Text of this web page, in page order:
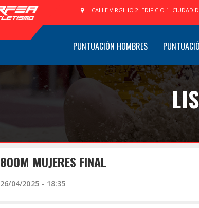
CALLE VIRGILIO 2. EDIFICIO 1. CIUDAD
PUNTUACIÓN HOMBRES
800M MUJERES FINAL
26/04/2025 - 18:35